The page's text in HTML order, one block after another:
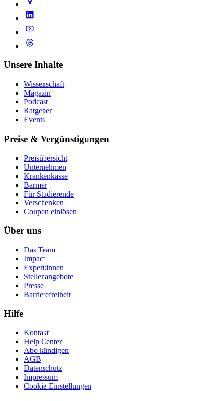
Unsere Inhalte
Wissenschaft
Magazin
Podcast
Ratgeber
Events
Preise & Vergünstigungen
Preisübersicht
Unternehmen
Krankenkasse
Barmer
Für Studierende
Ver­schen­ken
Coupon einlösen
Über uns
Das Team
Impact
Expert:innen
Stellenangebote
Presse
Barrierefreiheit
Hilfe
Kontakt
Help Center
Abo kündigen
AGB
Datenschutz
Impressum
Cookie-Einstellungen